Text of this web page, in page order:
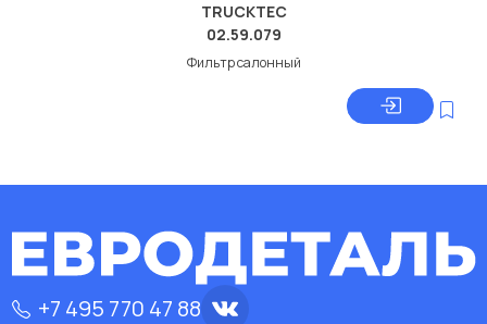
TRUCKTEC
02.59.079
Фильтр салонный
+7 495 770 47 88